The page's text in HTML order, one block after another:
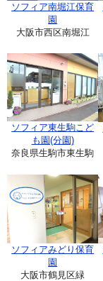
ソフィア南堀江保育
園
大阪市西区南堀江
ソフィア東生駒こど
も園(分園)
奈良県生駒市東生駒
ソフィアみどり保育
園
大阪市鶴見区緑